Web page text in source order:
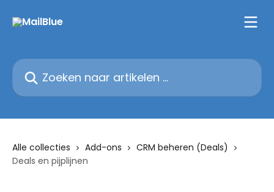
Zoeken naar artikelen ...
Alle collecties Add-ons
CRM beheren (Deals)
Deals en pijplijnen